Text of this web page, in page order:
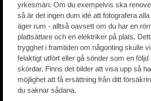
yrkesmän. Om du exempelvis ska
så är det ingen dum idé att fotografera
äger rum - alltså oavsett om du har en
plattsättare och en elektriker på plats.
trygghet i framtiden om någonting skulle
felaktigt utfört eller gå sönder som en
skördar. Finns det bilder att visa upp så
möjlighet att få ersättning från ditt
du saknar sådana.